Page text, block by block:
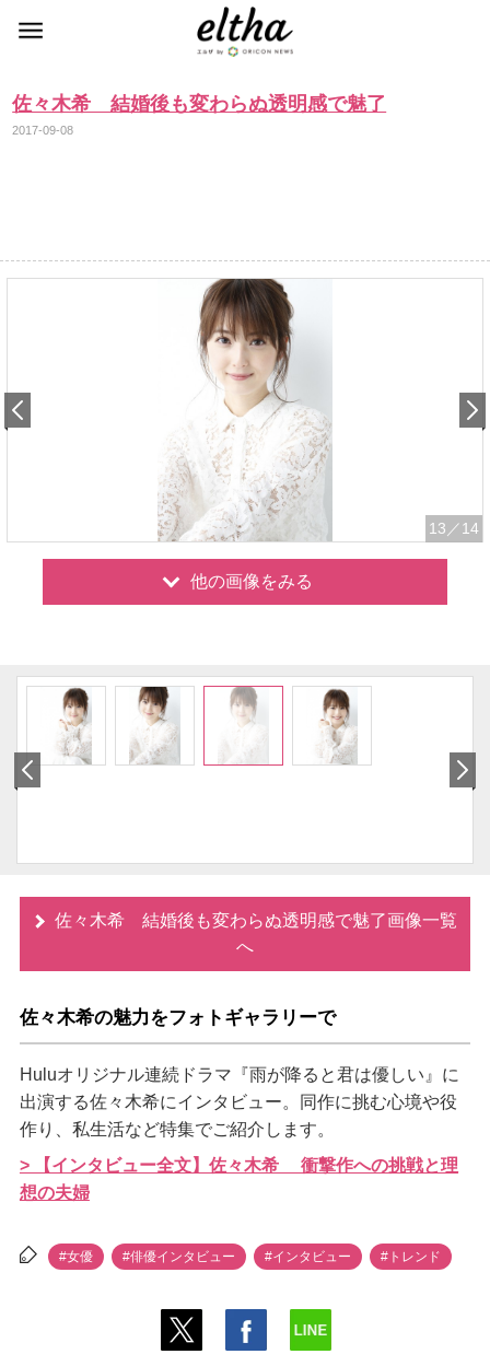
佐々木希 結婚後も変わらぬ透明感で魅了
2017-09-08
13 ／14
他の画像をみる
佐々木希 結婚後も変わらぬ透明感で魅了画像一覧
へ
佐々木希の魅力をフォトギャラリーで
Huluオリジナル連続ドラマ『雨が降ると君は優しい』に
出演する佐々木希にインタビュー。同作に挑む心境や役
作り、私生活など特集でご紹介します。
> 【インタビュー全文】佐々木希 衝撃作への挑戦と理
想の夫婦
#女優 #俳優インタビュー #インタビュー #トレンド